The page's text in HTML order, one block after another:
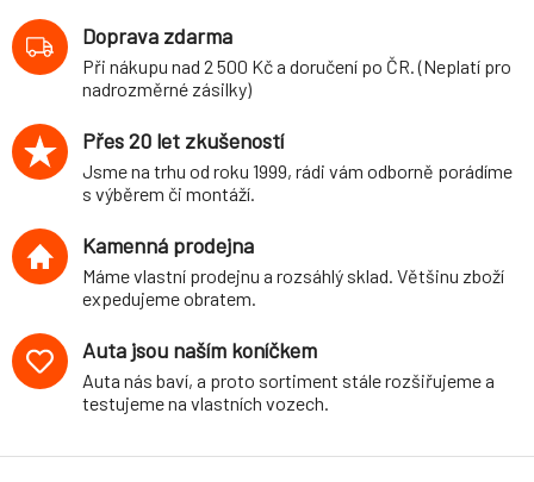
VW Corrado (typ
53i, 88-95)
Doprava zdarma
Při nákupu nad 2 500 Kč a doručení po ČR. (Neplatí pro
nadrozměrné zásilky)
Přes 20 let zkušeností
Jsme na trhu od roku 1999, rádi vám odborně porádíme
s výběrem či montáží.
Kamenná prodejna
Máme vlastní prodejnu a rozsáhlý sklad. Většinu zboží
expedujeme obratem.
Auta jsou naším koníčkem
Auta nás baví, a proto sortiment stále rozšiřujeme a
testujeme na vlastních vozech.